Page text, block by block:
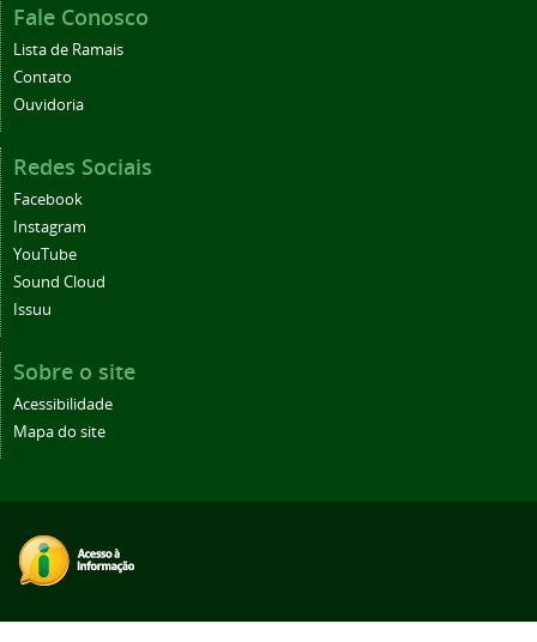
Fale Conosco
Lista de Ramais
Contato
Ouvidoria
Redes Sociais
Facebook
Instagram
YouTube
Sound Cloud
Issuu
Sobre o site
Acessibilidade
Mapa do site